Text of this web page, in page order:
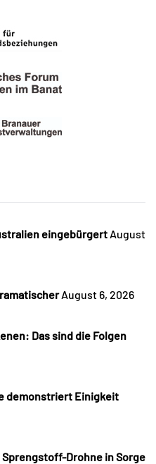
eingebürgert August
August 6, 2026
Das sind die Folgen
demonstriert Einigkeit
Drohne in Sorge